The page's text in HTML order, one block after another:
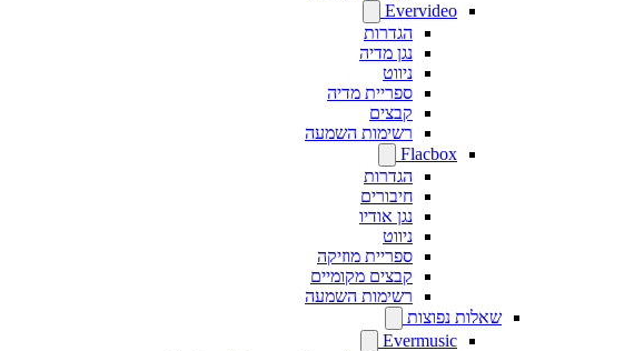
Evervideo
הגדרות
נגן מדיה
ניווט
ספריית מדיה
קבצים
רשימות השמעה
Flacbox
הגדרות
חיבורים
נגן אודיו
ניווט
ספריית מוזיקה
קבצים מקומיים
רשימות השמעה
שאלות נפוצות
Evermusic